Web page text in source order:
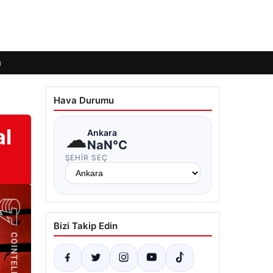
Hava Durumu
☁Ankara
NaN°C
ŞEHIR SEÇ
Bizi Takip Edin